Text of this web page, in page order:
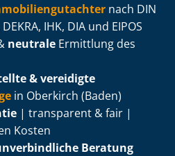
nach DIN
IHK, DIA und EIPOS
neutrale Ermittlung des
& vereidigte
in Oberkirch (Baden)
| transparent & fair |
Kosten
Beratung